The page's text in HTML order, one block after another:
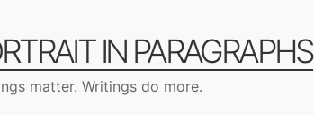
IN PARAGRAPHS
matter. Writings do more.